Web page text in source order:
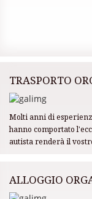
TRASPORTO
Molti anni di
hanno comportato
autista renderà il
ALLOGGIO